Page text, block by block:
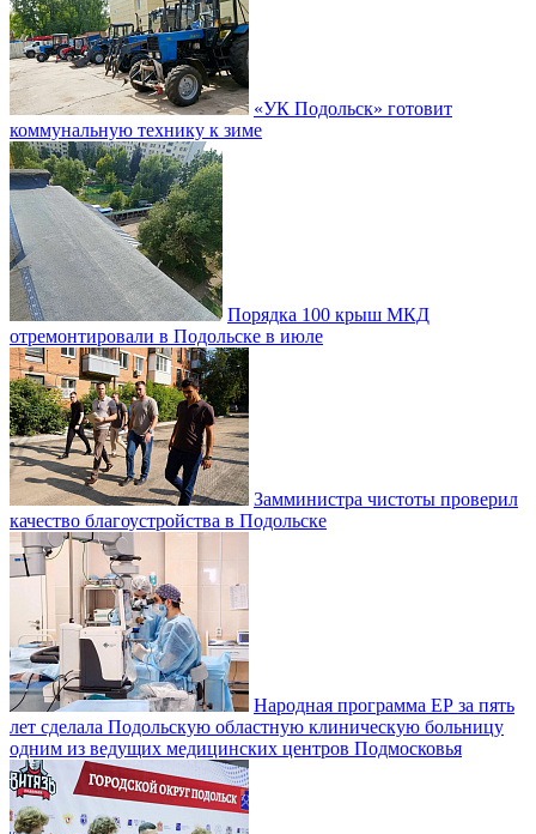
«УК Подольск» готовит
коммунальную технику к зиме
Порядка 100 крыш МКД
отремонтировали в Подольске в июле
Замминистра чистоты проверил
качество благоустройства в Подольске
Народная программа ЕР за пять
лет сделала Подольскую областную клиническую больницу
одним из ведущих медицинских центров Подмосковья